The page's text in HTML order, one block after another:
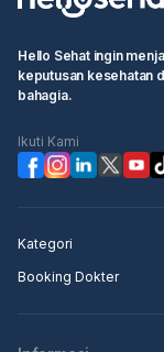
Hello Sehat ingin
keputusan kesehatan
bahagia.
Ikuti Kami
Kategori
Booking Dokter